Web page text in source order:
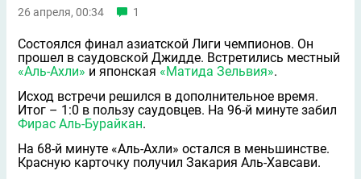
26 апреля, 00:34 1
Состоялся финал азиатской Лиги чемпионов. Он
прошел в саудовской Джидде. Встретились местный
«Аль-Ахли» и японская «Матида Зельвия».
Исход встречи решился в дополнительное время.
Итог – 1:0 в пользу саудовцев. На 96-й минуте забил
Фирас Аль-Бурайкан.
На 68-й минуте «Аль-Ахли» остался в меньшинстве.
Красную карточку получил Закария Аль-Хавсави.